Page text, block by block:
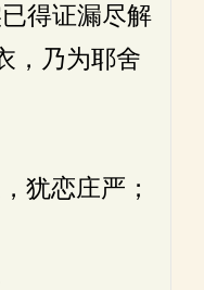
得证漏尽解
，乃为耶舍
庄严；